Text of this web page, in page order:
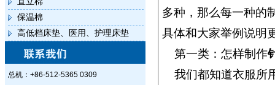
保温棉
高低档床垫、医用、护理床垫
总机：+86-512-5365 0309
多种，那么每一种的
具体和大家举例说明
第一类：怎样制作
我们都知道衣服所